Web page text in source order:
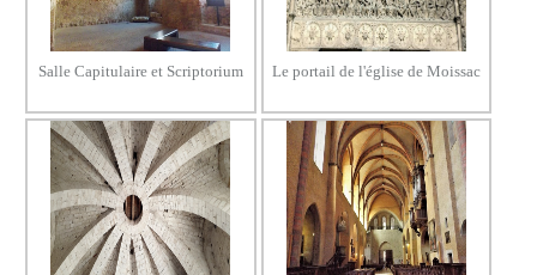
Salle Capitulaire et Scriptorium Le portail de l'église de Moissac